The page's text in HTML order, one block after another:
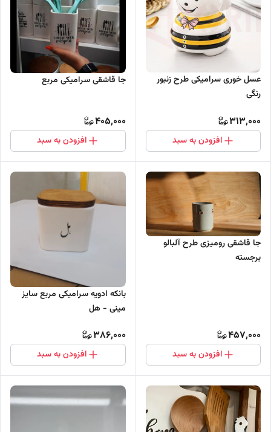
عسل خوری سرامیکی طرح زنبور
رنگی
313,000
افزودن به سبد
جا قاشقی سرامیکی مربع
405,000
افزودن به سبد
جا قاشقی رومیزی طرح آلبالو
برجسته
457,000
افزودن به سبد
بانکه ادویه سرامیکی مربع سایز
مینی - هل
386,000
افزودن به سبد